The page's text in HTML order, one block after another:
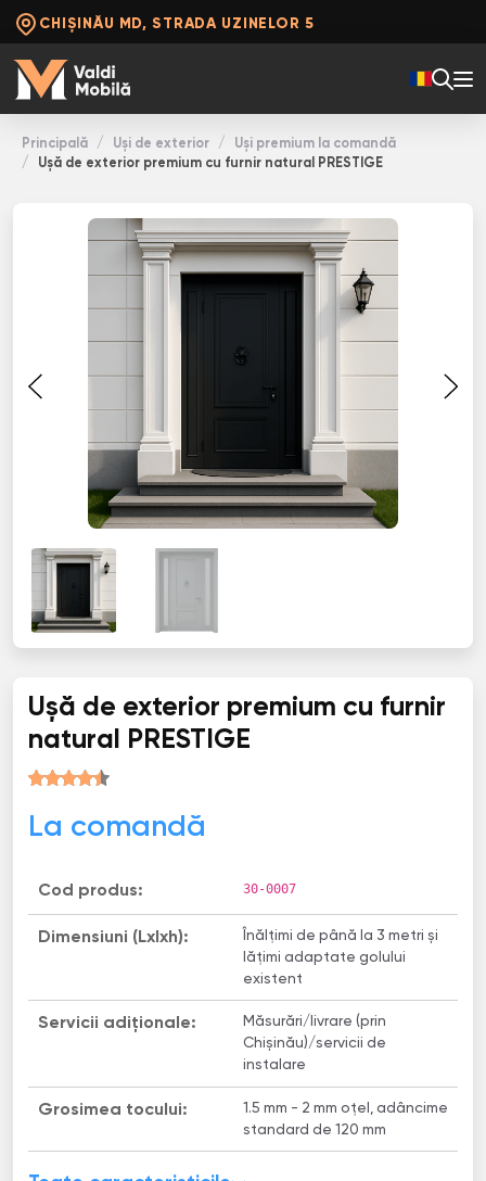
CHIȘINĂU MD, STRADA UZINELOR 5
Principală Uși de exterior
Uși premium la comandă
Ușă de exterior premium cu furnir natural PRESTIGE
Ușă de exterior premium cu furnir
natural PRESTIGE
La comandă
Cod produs: 30-0007
Dimensiuni (Lxlxh):
Înălțimi de până la 3 metri și
lățimi adaptate golului
existent
Servicii adiționale:
Măsurări/livrare (prin
Chișinău)/servicii de
instalare
Grosimea tocului:
1.5 mm - 2 mm oțel, adâncime
standard de 120 mm